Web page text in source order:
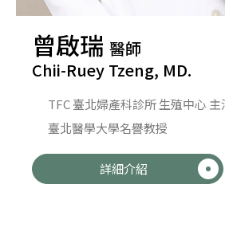
曾啟瑞醫師
Chii-Ruey Tzeng, MD.
TFC 臺北婦產科診所 生殖中心 主
臺北醫學大學名譽教授
詳細介紹